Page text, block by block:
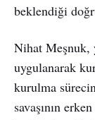
beklendiği
Nihat Meşnuk,
uygulanarak
kurulma
savaşının